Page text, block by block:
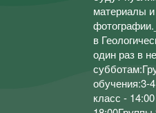
материалы и
в
один раз в
обучения:3-
класс -